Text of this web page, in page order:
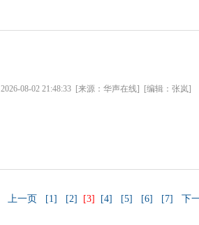
2026-08-02 21:48:33 [来源：华声在线] [编辑：张岚]
上一页 [1] [2] [3] [4] [5] [6] [7] 下